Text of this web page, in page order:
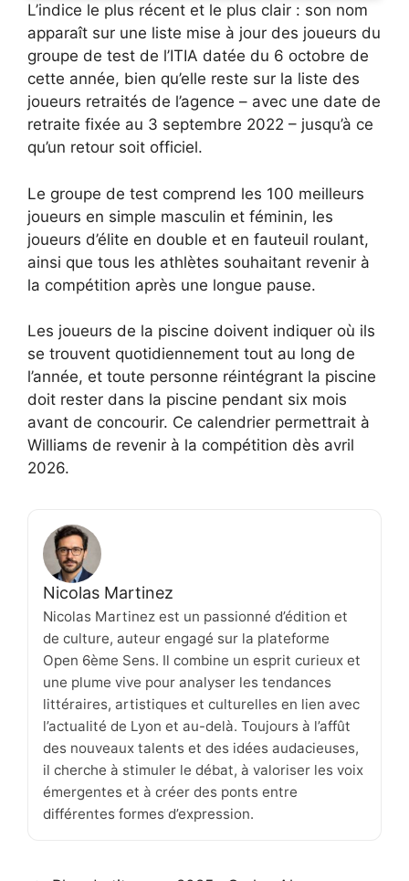
L’indice le plus récent et le plus clair : son nom
apparaît sur une liste mise à jour des joueurs du
groupe de test de l’ITIA datée du 6 octobre de
cette année, bien qu’elle reste sur la liste des
joueurs retraités de l’agence – avec une date de
retraite fixée au 3 septembre 2022 – jusqu’à ce
qu’un retour soit officiel.
Le groupe de test comprend les 100 meilleurs
joueurs en simple masculin et féminin, les
joueurs d’élite en double et en fauteuil roulant,
ainsi que tous les athlètes souhaitant revenir à
la compétition après une longue pause.
Les joueurs de la piscine doivent indiquer où ils
se trouvent quotidiennement tout au long de
l’année, et toute personne réintégrant la piscine
doit rester dans la piscine pendant six mois
avant de concourir. Ce calendrier permettrait à
Williams de revenir à la compétition dès avril
2026.
Nicolas Martinez
Nicolas Martinez est un passionné d’édition et
de culture, auteur engagé sur la plateforme
Open 6ème Sens. Il combine un esprit curieux et
une plume vive pour analyser les tendances
littéraires, artistiques et culturelles en lien avec
l’actualité de Lyon et au-delà. Toujours à l’affût
des nouveaux talents et des idées audacieuses,
il cherche à stimuler le débat, à valoriser les voix
émergentes et à créer des ponts entre
différentes formes d’expression.